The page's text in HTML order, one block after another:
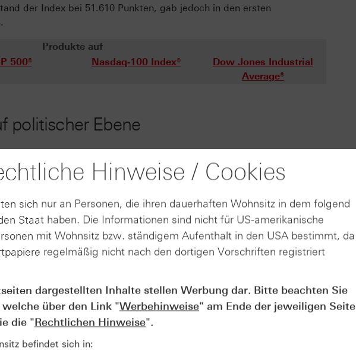
der Index bei 51.610 Punkten, gab jedoch in den ersten
Produkte auf
500® Nasdaq-100 Index®
Dow Jones Industrial
Average®
politischer Ebene
Signale. Der ukrainische Präsident bot Putin erneut
Treffen an und veröffentlichte dazu am Donnerstagabend
gesprächsbereit. Selenskyj schlug vor, dass während
Als Basis für mögliche Gespräche nannte er die aktuelle
auf neutralem Boden stattfinden, auch unter Einbindung der
Aussicht steht, gab es zur geopolitischen Situation im Nahen
Israel und der Libanon verhandelten dort über die Lage in der
gibt es Bestrebungen, die Waffenruhe zwischen beiden
Hinweise / Cookies
sich nur an Personen, die ihren dauerhaften Wohnsitz in dem folgend
Staat haben. Die Informationen sind nicht für US-amerikanische
mit Wohnsitz bzw. ständigem Aufenthalt in den USA bestimmt, da
regelmäßig nicht nach den dortigen Vorschriften registriert
dargestellten Inhalte stellen Werbung dar. Bitte beachten Sie
über den Link "Werbehinweise" am Ende der jeweiligen Seite
die "Rechtlichen Hinweise".
befindet sich in: